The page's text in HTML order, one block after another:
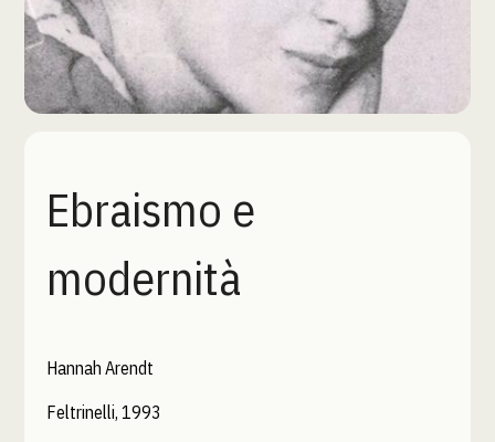
Ebraismo e
modernità
Hannah Arendt
Feltrinelli, 1993